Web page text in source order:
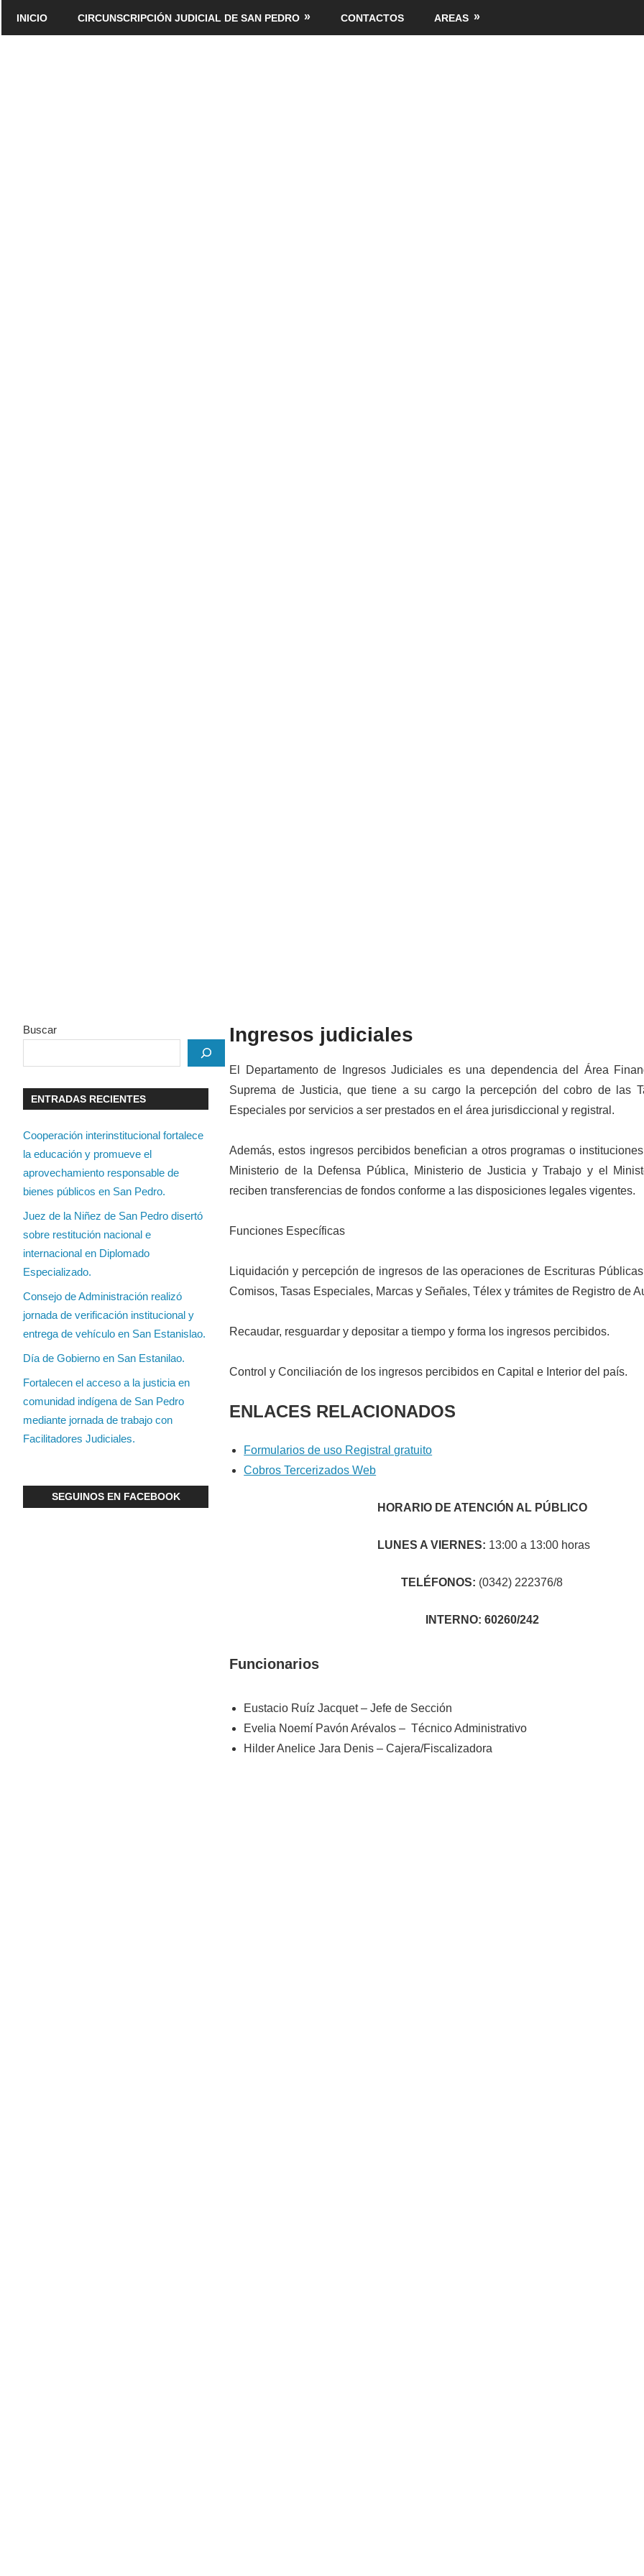
INICIO CIRCUNSCRIPCIÓN JUDICIAL DE SAN PEDRO CONTACTOS AREAS
Ingresos judiciales
El Departamento de Ingresos Judiciales es una dependencia del Área
Suprema de Justicia, que tiene a su cargo la percepción del cobro de las
Especiales por servicios a ser prestados en el área jurisdiccional y registral.
Además, estos ingresos percibidos benefician a otros programas o
Ministerio de la Defensa Pública, Ministerio de Justicia y Trabajo y el
reciben transferencias de fondos conforme a las disposiciones legales vigentes.
Funciones Específicas
Liquidación y percepción de ingresos de las operaciones de Escrituras
Comisos, Tasas Especiales, Marcas y Señales, Télex y trámites de Registro de
Recaudar, resguardar y depositar a tiempo y forma los ingresos percibidos.
Control y Conciliación de los ingresos percibidos en Capital e Interior del país.
ENLACES RELACIONADOS
Formularios de uso Registral gratuito
Cobros Tercerizados Web
HORARIO DE ATENCIÓN AL PÚBLICO
LUNES A VIERNES: 13:00 a 13:00 horas
TELÉFONOS: (0342) 222376/8
INTERNO: 60260/242
Funcionarios
Eustacio Ruíz Jacquet – Jefe de Sección
Evelia Noemí Pavón Arévalos – Técnico Administrativo
Hilder Anelice Jara Denis – Cajera/Fiscalizadora
Buscar
ENTRADAS RECIENTES
Cooperación interinstitucional fortalece
la educación y promueve el
aprovechamiento responsable de
bienes públicos en San Pedro.
Juez de la Niñez de San Pedro disertó
sobre restitución nacional e
internacional en Diplomado
Especializado.
Consejo de Administración realizó
jornada de verificación institucional y
entrega de vehículo en San Estanislao.
Día de Gobierno en San Estanilao.
Fortalecen el acceso a la justicia en
comunidad indígena de San Pedro
mediante jornada de trabajo con
Facilitadores Judiciales.
SEGUINOS EN FACEBOOK